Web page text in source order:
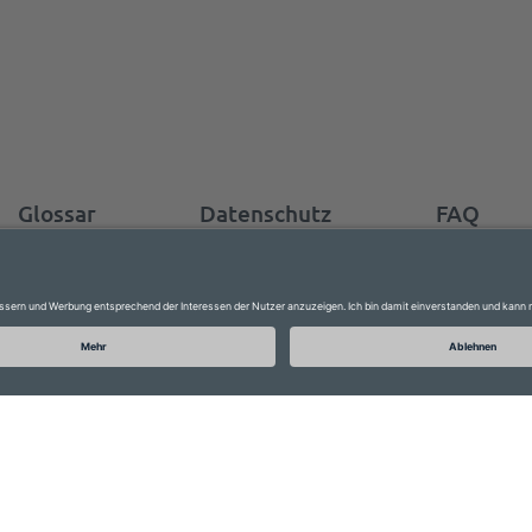
Glossar Datenschutz FAQ